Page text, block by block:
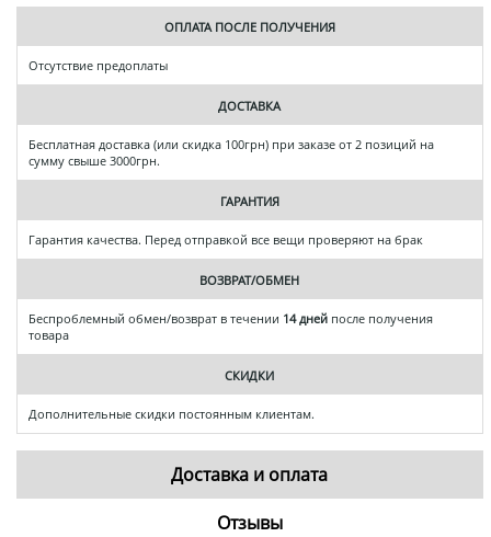
ОПЛАТА ПОСЛЕ ПОЛУЧЕНИЯ
Отсутствие предоплаты
ДОСТАВКА
Бесплатная доставка (или скидка 100грн) при заказе от 2 позиций на
сумму свыше 3000грн.
ГАРАНТИЯ
Гарантия качества. Перед отправкой все вещи проверяют на брак
ВОЗВРАТ/ОБМЕН
Беспроблемный обмен/возврат в течении 14 дней после получения
товара
СКИДКИ
Дополнительные скидки постоянным клиентам.
Доставка и оплата
Отзывы